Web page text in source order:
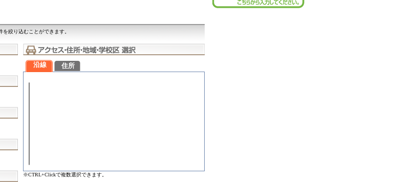
絞り込むことができます。
沿線 住所
※CTRL+Clickで複数選択できます。